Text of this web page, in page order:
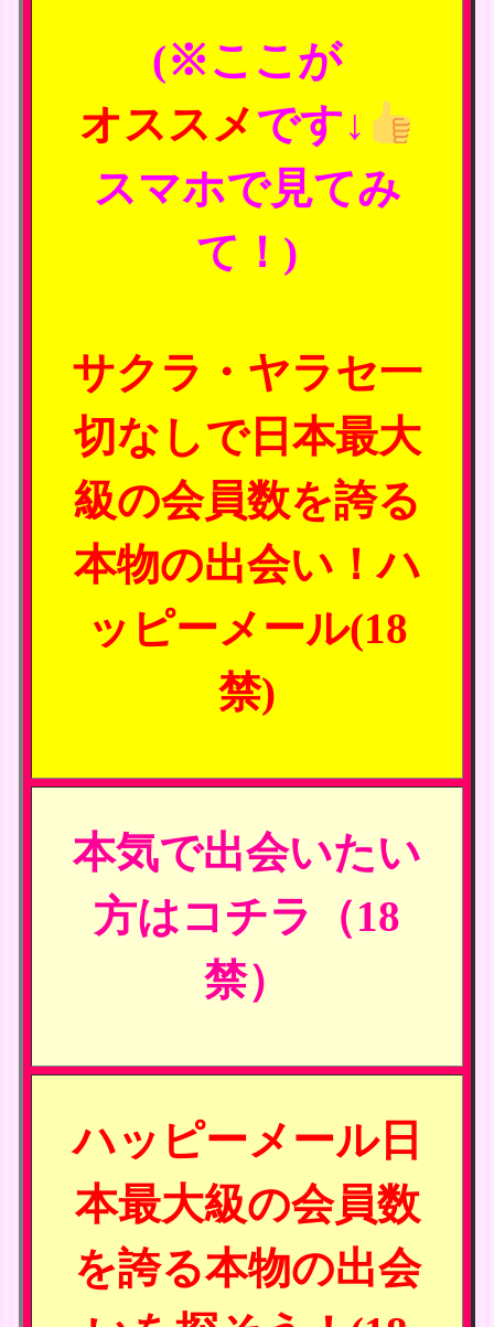
(※ここが
オススメです↓
スマホで見てみ
て！)
サクラ・ヤラセ一
切なしで日本最大
級の会員数を誇る
本物の出会い！ハ
ッピーメール(18
禁)
本気で出会いたい
方はコチラ（18
禁）
ハッピーメール日
本最大級の会員数
を誇る本物の出会